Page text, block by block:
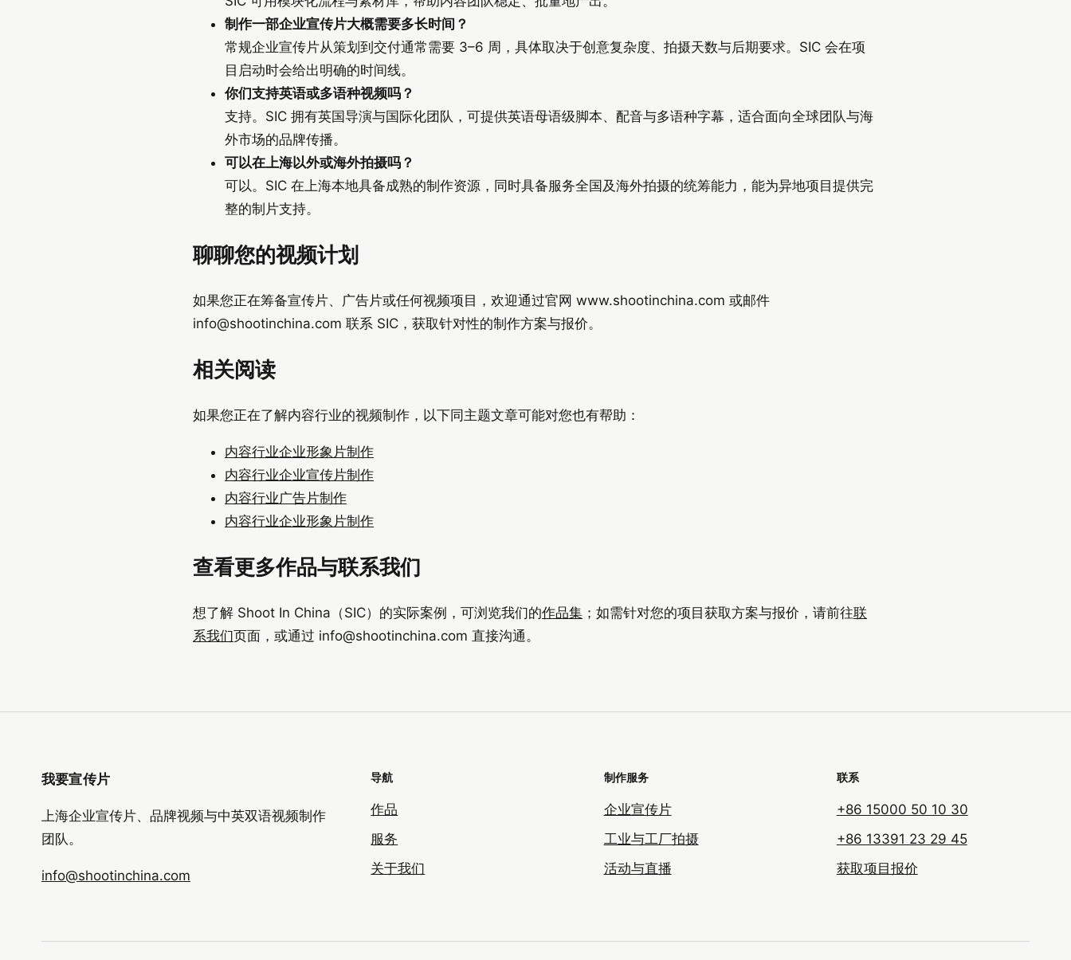
制作一部企业宣传片大概需要多长时间？
常规企业宣传片从策划到交付通常需要 3–6 周，具体取决于创意复杂度、拍摄天数与后期要求。SIC 会在项
目启动时会给出明确的时间线。
你们支持英语或多语种视频吗？
支持。SIC 拥有英国导演与国际化团队，可提供英语母语级脚本、配音与多语种字幕，适合面向全球团队与海
外市场的品牌传播。
可以在上海以外或海外拍摄吗？
可以。SIC 在上海本地具备成熟的制作资源，同时具备服务全国及海外拍摄的统筹能力，能为异地项目提供完
整的制片支持。
聊聊您的视频计划
如果您正在筹备宣传片、广告片或任何视频项目，欢迎通过官网 www.shootinchina.com 或邮件
info@shootinchina.com 联系 SIC，获取针对性的制作方案与报价。
相关阅读
如果您正在了解内容行业的视频制作，以下同主题文章可能对您也有帮助：
内容行业企业形象片制作
内容行业企业宣传片制作
内容行业广告片制作
内容行业企业形象片制作
查看更多作品与联系我们
想了解 Shoot In China（SIC）的实际案例，可浏览我们的作品集 ；如需针对您的项目获取方案与报价，请前往联
系我们页面，或通过 info@shootinchina.com 直接沟通。
我要宣传片
上海企业宣传片、品牌视频与中英双语视频制作
团队。
info@shootinchina.com
导航
作品
服务
关于我们
制作服务
企业宣传片
工业与工厂拍摄
活动与直播
联系
+86 15000 50 10 30
+86 13391 23 29 45
获取项目报价